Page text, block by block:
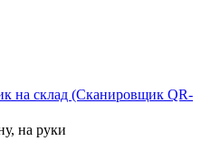
на склад (Сканировщик QR-
на руки